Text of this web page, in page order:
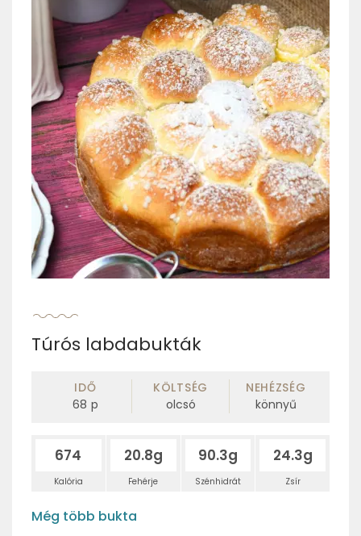
Túrós labdabukták
IDŐ
68 p
KÖLTSÉG
olcsó
NEHÉZSÉG
könnyű
674
Kalória
20.8g
Fehérje
90.3g
Szénhidrát
24.3g
Zsír
Még több bukta